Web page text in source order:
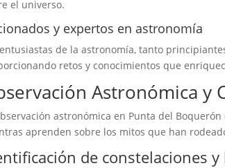
el universo.
y expertos en astronomía
de la astronomía, tanto
retos y conocimientos que
Astronómica y
astronómica en Punta del
aprenden sobre los mitos que han
de constelaciones y